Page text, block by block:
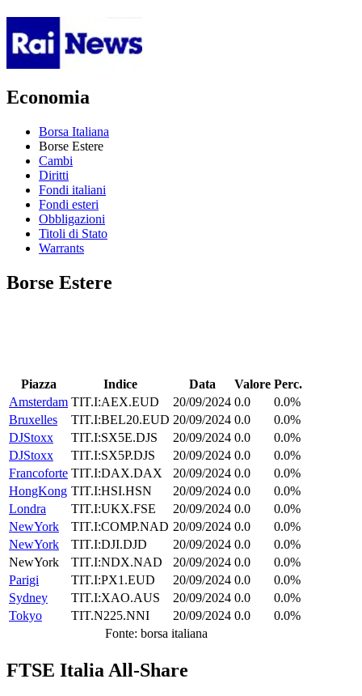
Economia
Borsa Italiana
Borse Estere
Cambi
Diritti
Fondi italiani
Fondi esteri
Obbligazioni
Titoli di Stato
Warrants
Borse Estere
Piazza Indice Data Valore Perc.
Amsterdam TIT.I:AEX.EUD 20/09/2024 0.0
0.0%
Bruxelles
TIT.I:BEL20.EUD 20/09/2024 0.0
0.0%
DJStoxx
TIT.I:SX5E.DJS 20/09/2024 0.0
0.0%
DJStoxx
TIT.I:SX5P.DJS 20/09/2024 0.0
0.0%
Francoforte TIT.I:DAX.DAX 20/09/2024 0.0
0.0%
HongKong TIT.I:HSI.HSN 20/09/2024 0.0
0.0%
Londra
TIT.I:UKX.FSE 20/09/2024 0.0
0.0%
NewYork
TIT.I:COMP.NAD 20/09/2024 0.0
0.0%
NewYork
TIT.I:DJI.DJD 20/09/2024 0.0
0.0%
NewYork
TIT.I:NDX.NAD 20/09/2024 0.0
0.0%
Parigi
TIT.I:PX1.EUD 20/09/2024 0.0
0.0%
Sydney
TIT.I:XAO.AUS 20/09/2024 0.0
0.0%
Tokyo
TIT.N225.NNI 20/09/2024 0.0
0.0%
Fonte: borsa italiana
FTSE Italia All-Share